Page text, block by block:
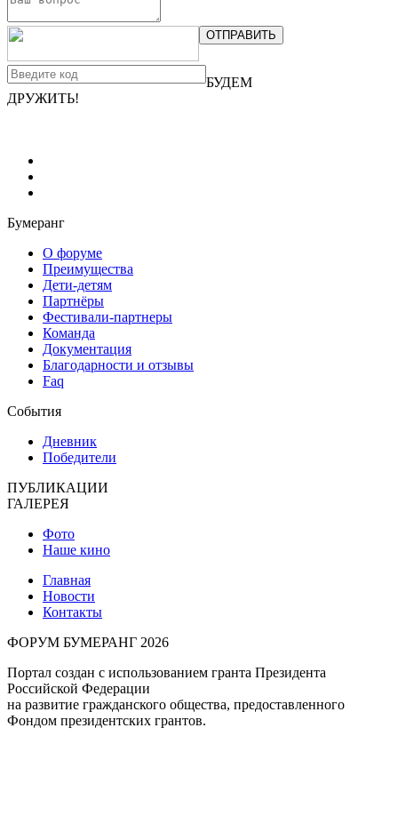
ОТПРАВИТЬ
БУДЕМ
ДРУЖИТЬ!
Бумеранг
О форуме
Преимущества
Дети-детям
Партнёры
Фестивали-партнеры
Команда
Документация
Благодарности и отзывы
Faq
События
Дневник
Победители
ПУБЛИКАЦИИ
ГАЛЕРЕЯ
Фото
Наше кино
Главная
Новости
Контакты
ФОРУМ БУМЕРАНГ 2026
Портал создан с использованием гранта Президента
Российской Федерации
на развитие гражданского общества, предоставленного
Фондом президентских грантов.